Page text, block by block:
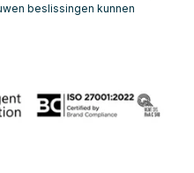
beslissingen kunnen